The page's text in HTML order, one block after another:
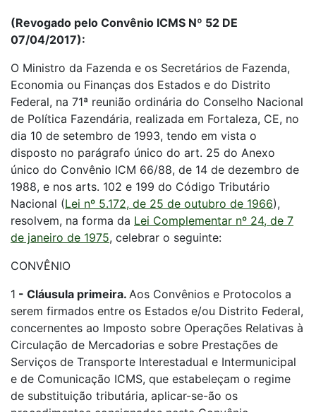
(Revogado pelo Convênio ICMS Nº 52 DE
07/04/2017):
O Ministro da Fazenda e os Secretários de Fazenda,
Economia ou Finanças dos Estados e do Distrito
Federal, na 71ª reunião ordinária do Conselho Nacional
de Política Fazendária, realizada em Fortaleza, CE, no
dia 10 de setembro de 1993, tendo em vista o
disposto no parágrafo único do art. 25 do Anexo
único do Convênio ICM 66/88, de 14 de dezembro de
1988, e nos arts. 102 e 199 do Código Tributário
Nacional (Lei nº 5.172, de 25 de outubro de 1966),
resolvem, na forma da Lei Complementar nº 24, de 7
de janeiro de 1975, celebrar o seguinte:
CONVÊNIO
1 - Cláusula primeira. Aos Convênios e Protocolos a
serem firmados entre os Estados e/ou Distrito Federal,
concernentes ao Imposto sobre Operações Relativas à
Circulação de Mercadorias e sobre Prestações de
Serviços de Transporte Interestadual e Intermunicipal
e de Comunicação ICMS, que estabeleçam o regime
de substituição tributária, aplicar-se-ão os